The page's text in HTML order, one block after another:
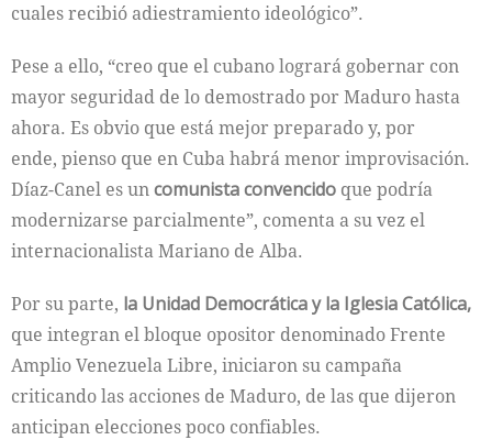
cuales recibió adiestramiento ideológico”.
Pese a ello, “creo que el cubano logrará gobernar con
mayor seguridad de lo demostrado por Maduro hasta
ahora. Es obvio que está mejor preparado y, por
ende, pienso que en Cuba habrá menor improvisación.
Díaz-Canel es uncomunista convencido que podría
modernizarse parcialmente”, comenta a su vez el
internacionalista Mariano de Alba.
Por su parte, la Unidad Democrática y la Iglesia Católica,
que integran el bloque opositor denominado Frente
Amplio Venezuela Libre, iniciaron su campaña
criticando las acciones de Maduro, de las que dijeron
anticipan elecciones poco confiables.